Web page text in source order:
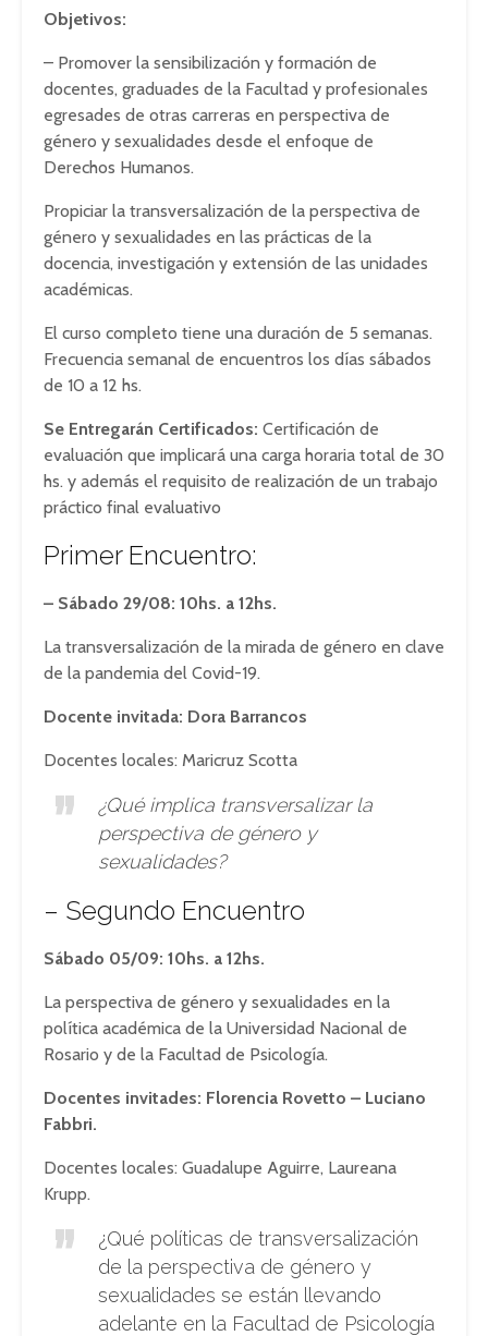
Objetivos:
– Promover la sensibilización y formación de
docentes, graduades de la Facultad y profesionales
egresades de otras carreras en perspectiva de
género y sexualidades desde el enfoque de
Derechos Humanos.
Propiciar la transversalización de la perspectiva de
género y sexualidades en las prácticas de la
docencia, investigación y extensión de las unidades
académicas.
El curso completo tiene una duración de 5 semanas.
Frecuencia semanal de encuentros los días sábados
de 10 a 12 hs.
Se Entregarán Certificados: Certificación de
evaluación que implicará una carga horaria total de 30
hs. y además el requisito de realización de un trabajo
práctico final evaluativo
Primer Encuentro:
– Sábado 29/08: 10hs. a 12hs.
La transversalización de la mirada de género en clave
de la pandemia del Covid-19.
Docente invitada: Dora Barrancos
Docentes locales: Maricruz Scotta
¿Qué implica transversalizar la
perspectiva de género y
sexualidades?
– Segundo Encuentro
Sábado 05/09: 10hs. a 12hs.
La perspectiva de género y sexualidades en la
política académica de la Universidad Nacional de
Rosario y de la Facultad de Psicología.
Docentes invitades: Florencia Rovetto – Luciano
Fabbri.
Docentes locales: Guadalupe Aguirre, Laureana
Krupp.
¿Qué políticas de transversalización
de la perspectiva de género y
sexualidades se están llevando
adelante en la Facultad de Psicología